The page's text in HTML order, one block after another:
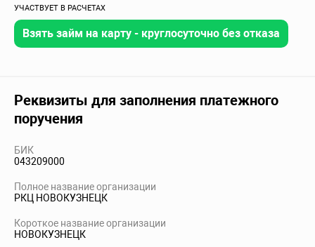
УЧАСТВУЕТ В РАСЧЕТАХ
Взять займ на карту - круглосуточно без отказа
Реквизиты для заполнения платежного
поручения
БИК
043209000
Полное название организации
РКЦ НОВОКУЗНЕЦК
Короткое название организации
НОВОКУЗНЕЦК